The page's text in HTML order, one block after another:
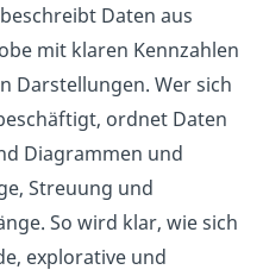
Daten aus
mit klaren Kennzahlen
Darstellungen. Wer sich
ordnet Daten
Diagrammen und
Streuung und
So wird klar, wie sich
explorative und